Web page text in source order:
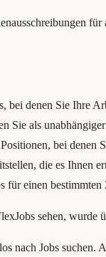
bei denen Sie Ihre
Sie als
bei denen
die es Ihnen
für einen bestimmten
sehen, wurde
nach Jobs